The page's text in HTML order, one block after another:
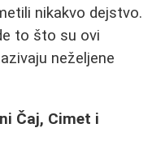
nikakvo dejstvo.
to što su ovi
neželjene
Čaj, Cimet i